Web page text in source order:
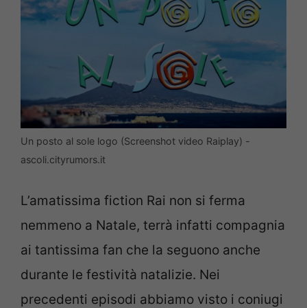
Un posto al sole logo (Screenshot video Raiplay) -
ascoli.cityrumors.it
L’amatissima fiction Rai non si ferma
nemmeno a Natale, terrà infatti compagnia
ai tantissima fan che la seguono anche
durante le festività natalizie. Nei
precedenti episodi abbiamo visto i coniugi